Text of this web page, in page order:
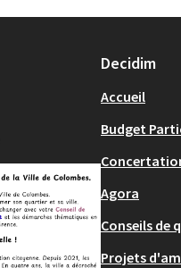
Decidim
Accueil
Budget
Agora
Conseils de
Projets